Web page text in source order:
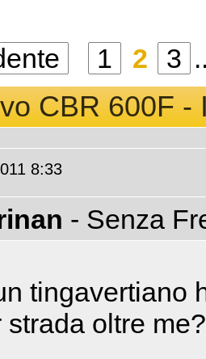
1 2 3
CBR 600F -
8:33
- Senza
tingavertiano
strada oltre